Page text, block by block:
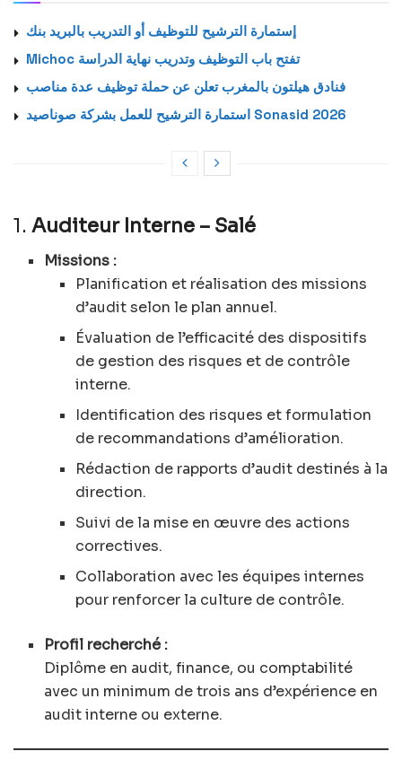
إستمارة الترشيح للتوظيف أو التدريب بالبريد بنك
Michoc تفتح باب التوظيف وتدريب نهاية الدراسة
فنادق هيلتون بالمغرب تعلن عن حملة توظيف عدة مناصب
استمارة الترشيح للعمل بشركة صوناصيد Sonasid 2026
1. Auditeur Interne – Salé
Missions :
Planification et réalisation des missions
d’audit selon le plan annuel.
Évaluation de l’efficacité des dispositifs
de gestion des risques et de contrôle
interne.
Identification des risques et formulation
de recommandations d’amélioration.
Rédaction de rapports d’audit destinés à la
direction.
Suivi de la mise en œuvre des actions
correctives.
Collaboration avec les équipes internes
pour renforcer la culture de contrôle.
Profil recherché :
Diplôme en audit, finance, ou comptabilité
avec un minimum de trois ans d’expérience en
audit interne ou externe.